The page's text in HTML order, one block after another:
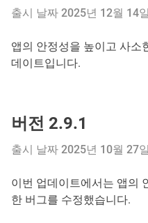
출시 날짜 2025년 12월 14일
앱의 안정성을 높이고 사소
데이트입니다.
버전 2.9.1
출시 날짜 2025년 10월 27일
이번 업데이트에서는 앱의
한 버그를 수정했습니다.